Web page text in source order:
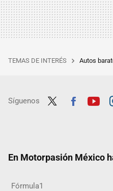
TEMAS DE INTERÉS Autos
Síguenos
En Motorpasión México
Fórmula1